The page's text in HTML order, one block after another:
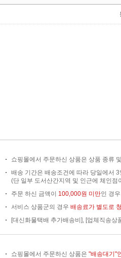
쇼핑몰에서 주문하신 상품은 상품 종류
배송 기간은 배송조건에 따라 당일에서
(단 일부 도서산간지역 및 인근에 체인
주문 하신 금액이 100,000원 미만인 경
서비스 상품군의 경우 배송료가 별도로
[대신화물택배 추가배송비], [업체직송상
쇼핑몰에서 주문하신 상품은 "배송대기"